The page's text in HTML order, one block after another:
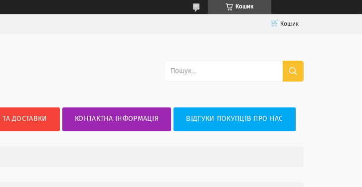
Кошик
Кошик
ДОСТАВКИ КОНТАКТНА ІНФОРМАЦІЯ ВІДГУКИ ПОКУПЦІВ ПРО НАС